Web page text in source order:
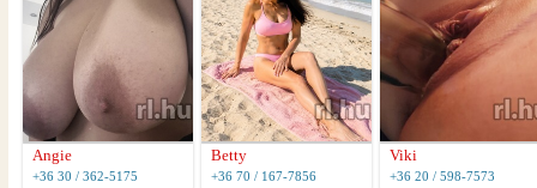
Angie
+36 30 / 362-5175
Betty
+36 70 / 167-7856
Viki
+36 20 / 598-7573